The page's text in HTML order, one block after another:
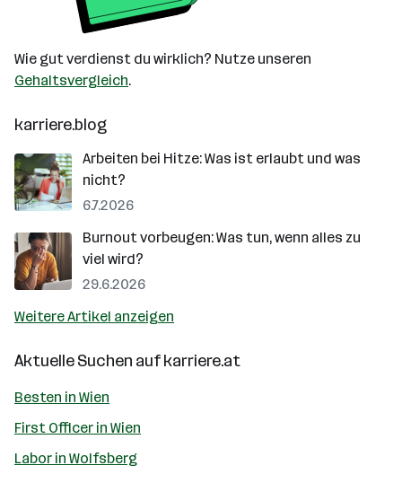
Wie gut verdienst du wirklich? Nutze unseren
Gehaltsvergleich.
karriere.blog
Arbeiten bei Hitze: Was ist erlaubt und was
nicht?
6.7.2026
Burnout vorbeugen: Was tun, wenn alles zu
viel wird?
29.6.2026
Weitere Artikel anzeigen
Aktuelle Suchen aufkarriere.at
Besten in Wien
First Officer in Wien
Labor in Wolfsberg